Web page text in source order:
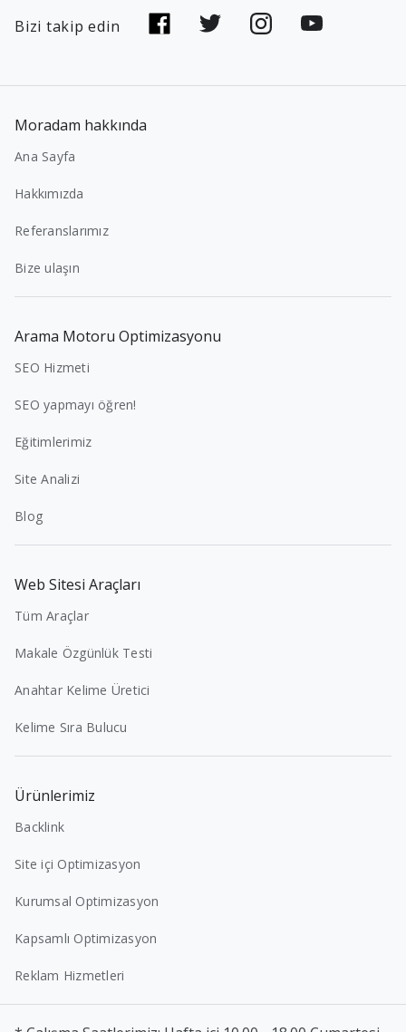
Bizi takip edin
Moradam hakkında
Ana Sayfa
Hakkımızda
Referanslarımız
Bize ulaşın
Arama Motoru Optimizasyonu
SEO Hizmeti
SEO yapmayı öğren!
Eğitimlerimiz
Site Analizi
Blog
Web Sitesi Araçları
Tüm Araçlar
Makale Özgünlük Testi
Anahtar Kelime Üretici
Kelime Sıra Bulucu
Ürünlerimiz
Backlink
Site içi Optimizasyon
Kurumsal Optimizasyon
Kapsamlı Optimizasyon
Reklam Hizmetleri